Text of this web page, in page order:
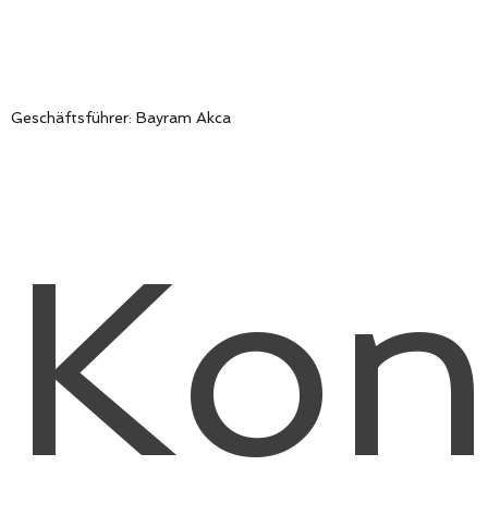
Geschäftsführer: Bayram Akca